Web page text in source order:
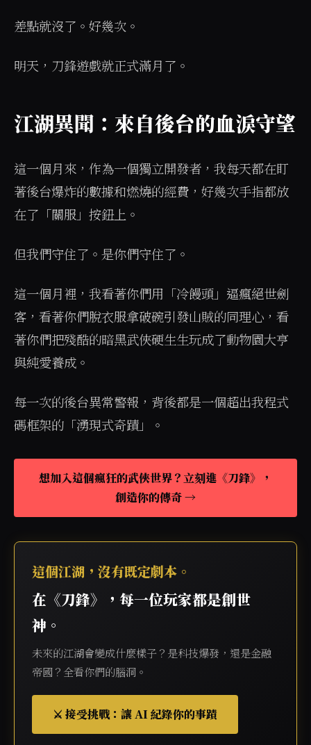
差點就沒了。好幾次。
明天，刀鋒遊戲就正式滿月了。
江湖異聞：來自後台的血淚守望
這一個月來，作為一個獨立開發者，我每天都在盯
著後台爆炸的數據和燃燒的經費，好幾次手指都放
在了「關服」按鈕上。
但我們守住了。是你們守住了。
這一個月裡，我看著你們用「冷饅頭」逼瘋絕世劍
客，看著你們脫衣服拿破碗引發山賊的同理心，看
著你們把殘酷的暗黑武俠硬生生玩成了動物園大亨
與純愛養成。
每一次的後台異常警報，背後都是一個超出我程式
碼框架的「湧現式奇蹟」。
想加入這個瘋狂的武俠世界？立刻進《刀鋒》，
創造你的傳奇 →
這個江湖，沒有既定劇本。
在《刀鋒》，每一位玩家都是創世
神。
未來的江湖會變成什麼樣子？是科技爆發，還是金融
帝國？全看你們的腦洞。
⚔️ 接受挑戰：讓 AI 紀錄你的事蹟